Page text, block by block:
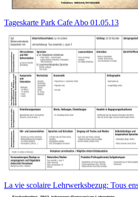
Tageskarte Park Cafe Abo 01.05.13
La vie scolaire Lehrwerksbezug: Tous